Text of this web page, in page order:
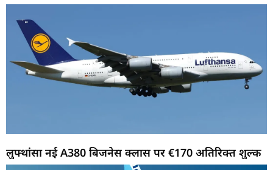
लुफ्थांसा नई A380 बिजनेस क्लास पर €170 अतिरिक्त शुल्क